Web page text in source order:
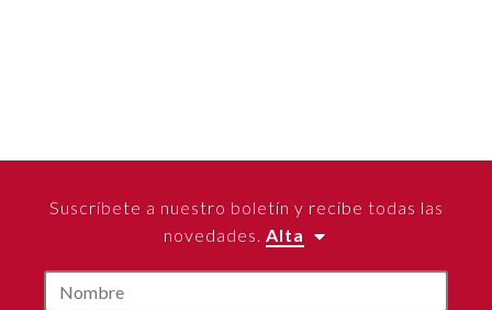
Suscríbete a nuestro boletín y recibe todas las
novedades. Alta